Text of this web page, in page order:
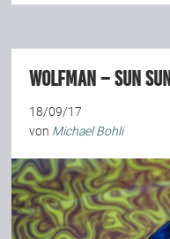
Wolfman – Sun Sun
18/09/17
von Michael Bohli